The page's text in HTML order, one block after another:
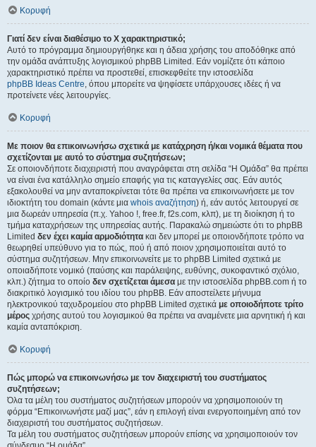
Κορυφή
Γιατί δεν είναι διαθέσιμο το Χ χαρακτηριστικό;
Αυτό το πρόγραμμα δημιουργήθηκε και η άδεια χρήσης του αποδόθηκε από
την ομάδα ανάπτυξης λογισμικού phpBB Limited. Εάν νομίζετε ότι κάποιο
χαρακτηριστικό πρέπει να προστεθεί, επισκεφθείτε την ιστοσελίδα
phpBB Ideas Centre, όπου μπορείτε να ψηφίσετε υπάρχουσες ιδέες ή να
προτείνετε νέες λειτουργίες.
Κορυφή
Με ποιον θα επικοινωνήσω σχετικά με κατάχρηση ή/και νομικά θέματα που
σχετίζονται με αυτό το σύστημα συζητήσεων;
Σε οποιονδήποτε διαχειριστή που αναγράφεται στη σελίδα “Η Ομάδα” θα πρέπει
να είναι ένα κατάλληλο σημείο επαφής για τις καταγγελίες σας. Εάν αυτός
εξακολουθεί να μην ανταποκρίνεται τότε θα πρέπει να επικοινωνήσετε με τον
ιδιοκτήτη του domain (κάντε μια whois αναζήτηση) ή, εάν αυτός λειτουργεί σε
μια δωρεάν υπηρεσία (π.χ. Yahoo !, free.fr, f2s.com, κλπ), με τη διοίκηση ή το
τμήμα καταχρήσεων της υπηρεσίας αυτής. Παρακαλώ σημειώστε ότι το phpBB
Limited δεν έχει καμία αρμοδιότητα και δεν μπορεί με οποιονδήποτε τρόπο να
θεωρηθεί υπεύθυνο για το πώς, πού ή από ποιον χρησιμοποιείται αυτό το
σύστημα συζητήσεων. Μην επικοινωνείτε με το phpBB Limited σχετικά με
οποιαδήποτε νομικό (παύσης και παράλειψης, ευθύνης, συκοφαντικό σχόλιο,
κλπ.) ζήτημα το οποίο δεν σχετίζεται άμεσα με την ιστοσελίδα phpBB.com ή το
διακριτικό λογισμικό του ιδίου του phpBB. Εάν αποστείλετε μήνυμα
ηλεκτρονικού ταχυδρομείου στο phpBB Limited σχετικά με οποιοδήποτε τρίτο
μέρος χρήσης αυτού του λογισμικού θα πρέπει να αναμένετε μια αρνητική ή και
καμία ανταπόκριση.
Κορυφή
Πώς μπορώ να επικοινωνήσω με τον διαχειριστή του συστήματος
συζητήσεων;
Όλα τα μέλη του συστήματος συζητήσεων μπορούν να χρησιμοποιούν τη
φόρμα “Επικοινωνήστε μαζί μας”, εάν η επιλογή είναι ενεργοποιημένη από τον
διαχειριστή του συστήματος συζητήσεων.
Τα μέλη του συστήματος συζητήσεων μπορούν επίσης να χρησιμοποιούν τον